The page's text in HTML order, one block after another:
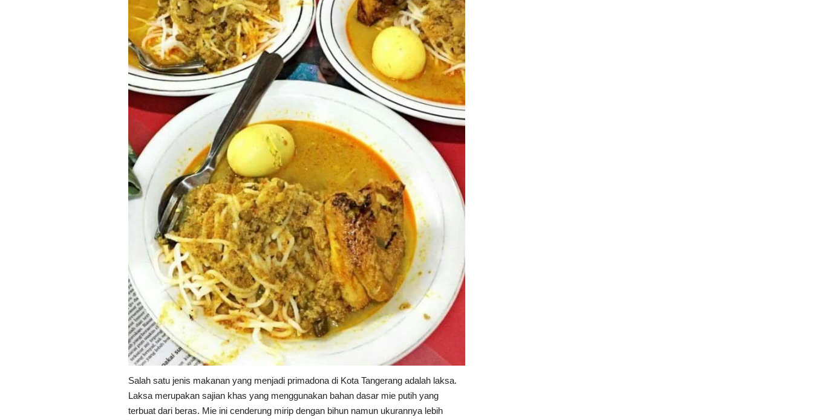
Salah satu jenis makanan yang menjadi primadona di Kota Tangerang adalah laksa.
Laksa merupakan sajian khas yang menggunakan bahan dasar mie putih yang
terbuat dari beras. Mie ini cenderung mirip dengan bihun namun ukurannya lebih